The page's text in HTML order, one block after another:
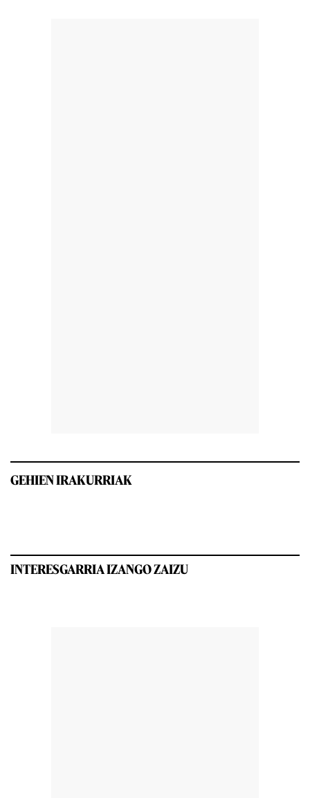
GEHIEN IRAKURRIAK
INTERESGARRIA IZANGO ZAIZU